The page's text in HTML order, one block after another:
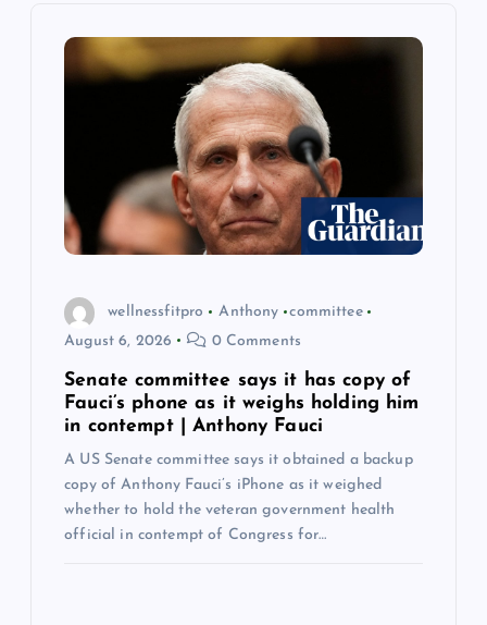
wellnessfitpro Anthony
committee
August 6, 2026
0 Comments
Senate committee says it has copy of
Fauci’s phone as it weighs holding him
in contempt | Anthony Fauci
A US Senate committee says it obtained a backup
copy of Anthony Fauci’s iPhone as it weighed
whether to hold the veteran government health
official in contempt of Congress for…